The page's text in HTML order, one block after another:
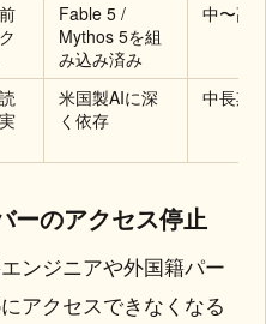
Fable 5 /
Mythos 5を組
み込み済み
中〜高
米国製AIに深
く依存
中長期
ーのアクセス停止
ンジニアや外国籍パー
アクセスできなくなる